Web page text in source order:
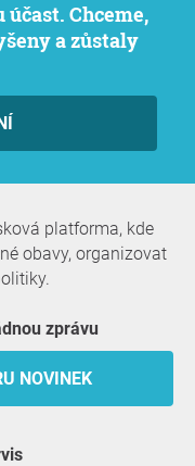
a zůstaly
platforma, kde
obavy, organizovat
zprávu
NOVINEK